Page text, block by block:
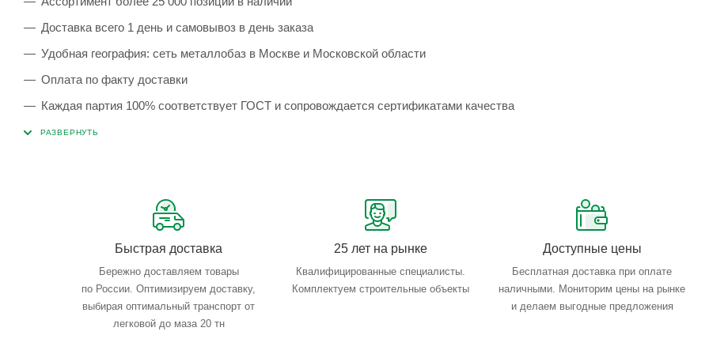
Доставка всего 1 день и самовывоз в день заказа
Удобная география: сеть металлобаз в Москве и Московской области
Оплата по факту доставки
Каждая партия 100% соответствует ГОСТ и сопровождается сертификатами качества
Сервисные услуги: резка, гибка, металлообработка
Быстрая доставка
Бережно доставляем товары
по России. Оптимизируем доставку,
выбирая оптимальный транспорт от
легковой до маза 20 тн
25 лет на рынке
Квалифицированные специалисты.
Комплектуем строительные объекты
Доступные цены
Бесплатная доставка при оплате
наличными. Мониторим цены на рынке
и делаем выгодные предложения